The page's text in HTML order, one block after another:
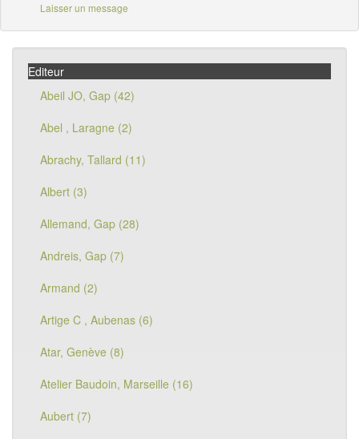
Laisser un message
Editeur
Abeil JO, Gap (42)
Abel , Laragne (2)
Abrachy, Tallard (11)
Albert (3)
Allemand, Gap (28)
Andreis, Gap (7)
Armand (2)
Artige C , Aubenas (6)
Atar, Genève (8)
Atelier Baudoin, Marseille (16)
Aubert (7)